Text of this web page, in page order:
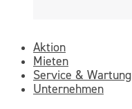
Aktion
Mieten
Service & Wartung
Unternehmen